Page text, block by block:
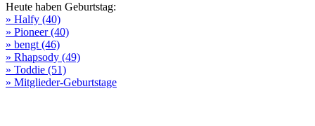
Heute haben Geburtstag:
» Halfy (40)
» Pioneer (40)
» bengt (46)
» Rhapsody (49)
» Toddie (51)
» Mitglieder-Geburtstage